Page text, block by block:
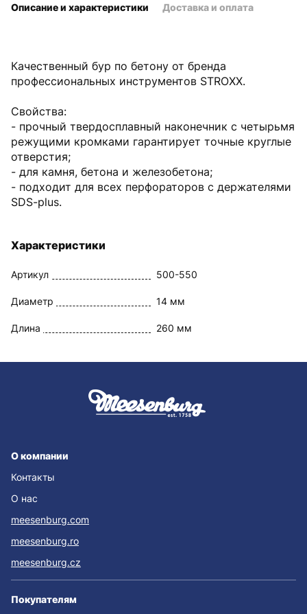
Качественный бур по бетону от бренда
профессиональных инструментов STROXX.
Свойства:
- прочный твердосплавный наконечник с четырьмя
режущими кромками гарантирует точные круглые
отверстия;
- для камня, бетона и железобетона;
- подходит для всех перфораторов с держателями
SDS-plus.
Характеристики
Артикул 500-550
Диаметр 14 мм
Длина 260 мм
Описание и характеристики Доставка и оплата
О компании
Контакты
О нас
meesenburg.com
meesenburg.ro
meesenburg.cz
Покупателям